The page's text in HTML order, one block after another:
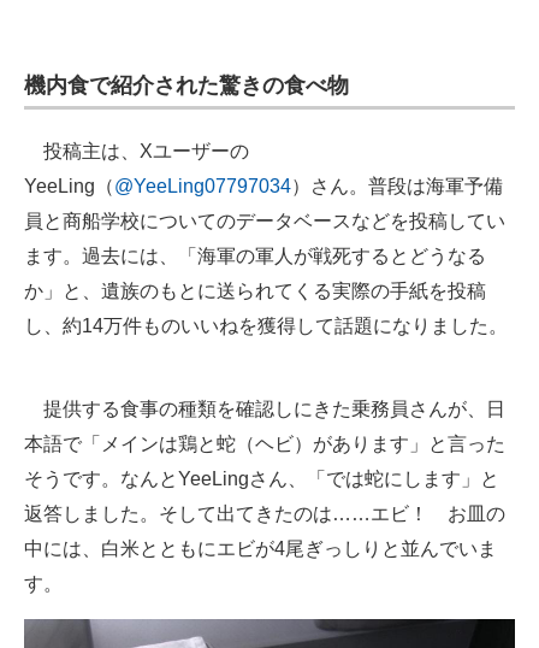
機内食で紹介された驚きの食べ物
投稿主は、Xユーザーの
YeeLing（@YeeLing07797034）さん。普段は海軍予備
員と商船学校についてのデータベースなどを投稿してい
ます。過去には、「海軍の軍人が戦死するとどうなる
か」と、遺族のもとに送られてくる実際の手紙を投稿
し、約14万件ものいいねを獲得して話題になりました。
提供する食事の種類を確認しにきた乗務員さんが、日
本語で「メインは鶏と蛇（ヘビ）があります」と言った
そうです。なんとYeeLingさん、「では蛇にします」と
返答しました。そして出てきたのは……エビ！ お皿の
中には、白米とともにエビが4尾ぎっしりと並んでいま
す。